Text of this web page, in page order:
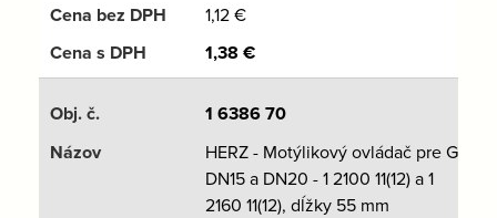
1,12€
1,38 €
1 6386 70
HERZ - Motýlikový ovládač pre GK
DN15 a DN20 - 1 2100 11(12) a 1
2160 11(12), dĺžky 55 mm